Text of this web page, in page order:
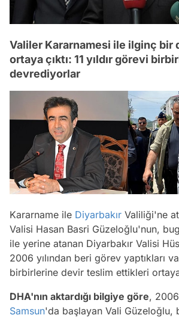
Valiler Kararnamesi ile ilginç bir
ortaya çıktı: 11 yıldır görevi
devrediyorlar
Kararname ile Diyarbakır Valiliği'ne
Valisi Hasan Basri Güzeloğlu'nun,
ile yerine atanan Diyarbakır Valisi
2006 yılından beri görev yaptıkları
birbirlerine devir teslim ettikleri ortaya
DHA'nın aktardığı bilgiye göre, 2006
Samsun'da başlayan Vali Güzeloğlu,